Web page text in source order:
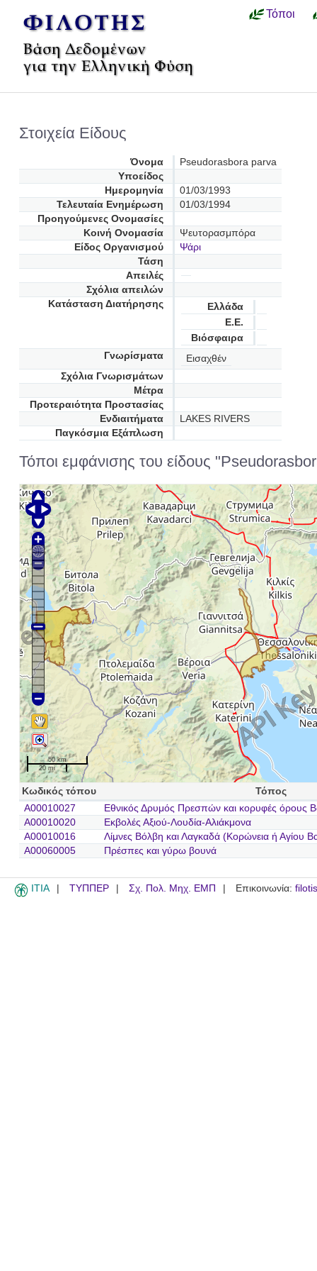
Τόποι
Στοιχεία Είδους
Όνομα
Pseudorasbora parva
Υποείδος
Ημερομηνία
01/03/1993
Τελευταία Ενημέρωση
01/03/1994
Προηγούμενες Oνομασίες
Κοινή Ονομασία
Ψευτορασμπόρα
Είδος Οργανισμού
Ψάρι
Τάση
Απειλές
Σχόλια απειλών
Κατάσταση Διατήρησης
Ελλάδα
Ε.Ε.
Βιόσφαιρα
Γνωρίσματα
Εισαχθέν
Σχόλια Γνωρισμάτων
Μέτρα
Προτεραιότητα Προστασίας
Ενδιαιτήματα
LAKES RIVERS
Παγκόσμια Εξάπλωση
Τόποι εμφάνισης του είδους
50 km
20 mi
Κωδικός τόπου
Τόπος
A00010027
Εθνικός Δρυμός Πρεσπών και κορυφές όρους
A00010020
Εκβολές Αξιού-Λουδία-Αλιάκμονα
A00010016
Λίμνες Βόλβη και Λαγκαδά (Κορώνεια ή Αγίου
A00060005
Πρέσπες και γύρω βουνά
ITIA ΤΥΠΠΕΡ Σχ. Πολ. Μηχ. ΕΜΠ Επικοινωνία: